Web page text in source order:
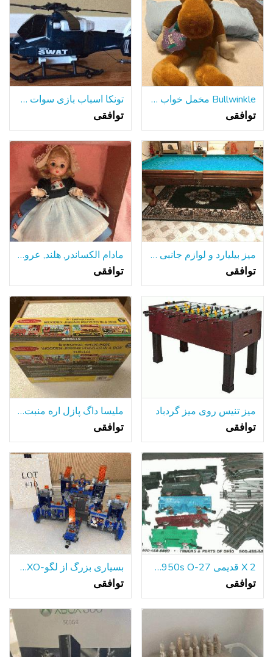
Bullwinkle مخمل خواب دار تعطیلات عروسک
توافقی
تونکا اسباب بازی سوات 401 هلیکوپتر هلی کوپتر نظامی 18.5 A Hasbro
توافقی
میز بیلیارد و لوازم جانبی برای فروش
توافقی
مادام الکساندر, هلند, عروسک #591, حدود 7-8 با جعبه
توافقی
میز تنیس روی میز گردباد
توافقی
ملیسا داگ پازل اره منبت کاری اره مویی چوبی در یک جعبه وسایل نقلیه 4 مجموعه-دوازده
توافقی
2 X قدیمی 1950s O-27 سنج بخار برق قطار مجموعه w / پیگیری قدرت
توافقی
بسیاری بزرگ از لگو-NEXO شوالیه FORTREX بیشتر! بسیاری #10
توافقی